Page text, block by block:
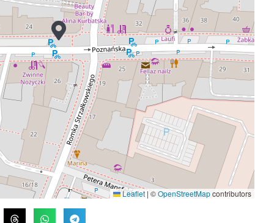
Leaflet |©OpenStreetMapcontributors